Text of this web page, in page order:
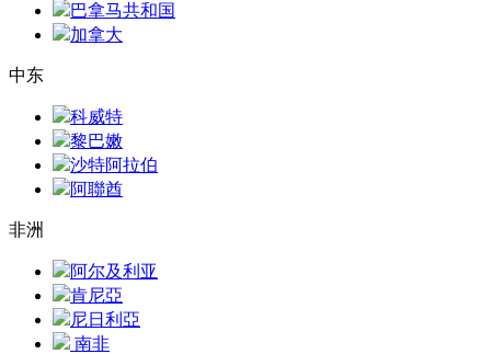
巴拿马共和国
加拿大
中东
科威特
黎巴嫩
沙特阿拉伯
阿聯酋
非洲
阿尔及利亚
肯尼亞
尼日利亞
南非